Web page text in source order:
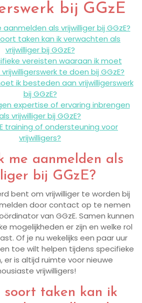
bij GGzE
aanmelden als vrijwilliger bij GGzE?
taken kan ik verwachten als
vrijwilliger bij GGzE?
vereisten waaraan ik moet
te doen bij GGzE?
ik besteden aan vrijwilligerswerk
bij GGzE?
expertise of ervaring inbrengen
vrijwilliger bij GGzE?
training of ondersteuning voor
vrijwilligers?
me aanmelden als
bij GGzE?
bent om vrijwilliger te worden bij
door contact op te nemen
van GGzE. Samen kunnen
mogelijkheden er zijn en welke rol
Of je nu wekelijks een paar uur
toe wilt helpen tijdens specifieke
er is altijd ruimte voor nieuwe
vrijwilligers!
soort taken kan ik